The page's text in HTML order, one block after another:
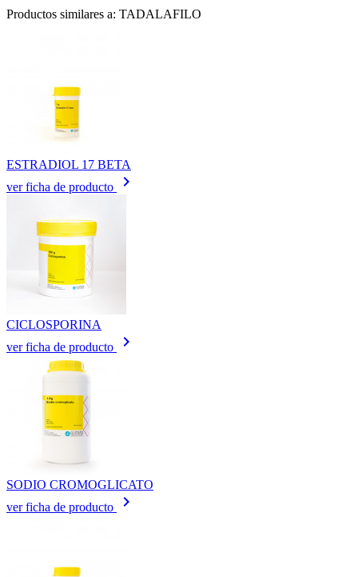
Productos similares a: TADALAFILO
ESTRADIOL 17 BETA
ver ficha de producto
keyboard_arrow_right
CICLOSPORINA
ver ficha de producto
keyboard_arrow_right
SODIO CROMOGLICATO
ver ficha de producto
keyboard_arrow_right